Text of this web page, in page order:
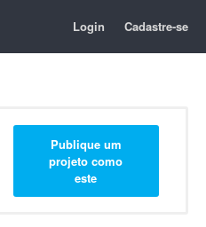
Login Cadastre-se
Publique um
projeto como
este